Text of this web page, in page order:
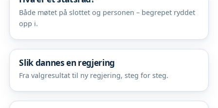
Både møtet på slottet og personen – begrepet ryddet
opp i.
Slik dannes en regjering
Fra valgresultat til ny regjering, steg for steg.